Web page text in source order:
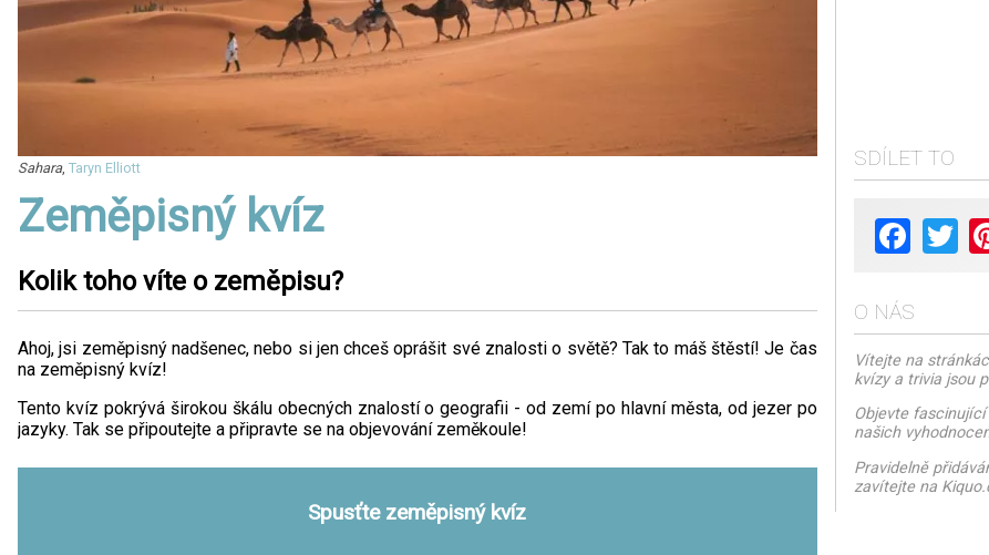
Sahara, Taryn Elliott
Zeměpisný kvíz
Kolik toho víte o zeměpisu?
Ahoj, jsi zeměpisný nadšenec, nebo si jen chceš oprášit své znalosti o světě? Tak to máš štěstí! Je čas
na zeměpisný kvíz!
Tento kvíz pokrývá širokou škálu obecných znalostí o geografii - od zemí po hlavní města, od jezer po
jazyky. Tak se připoutejte a připravte se na objevování zeměkoule!
Spusťte zeměpisný kvíz
SDÍLET TO
Facebook
O NÁS
Vítejte na
kvízy a trivia jsou
Objevte
našich
Pravidelně
zavítejte na